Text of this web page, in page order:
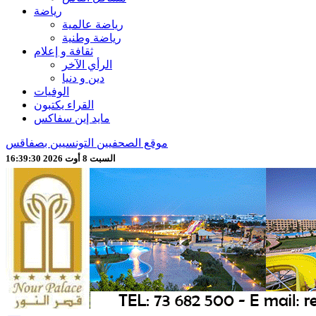
رياضة
رياضة عالمية
رياضة وطنية
ثقافة و إعلام
الرأي الآخر
دين و دنيا
الوفيات
القراء يكتبون
مايد إين سفاكس
موقع الصحفيين التونسيين بصفاقس
السبت 8 أوت 2026 16:39:32